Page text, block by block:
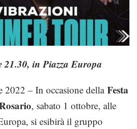
21.30, in Piazza Europa
2022 – In occasione della Festa
, sabato 1 ottobre, alle
si esibirà il gruppo